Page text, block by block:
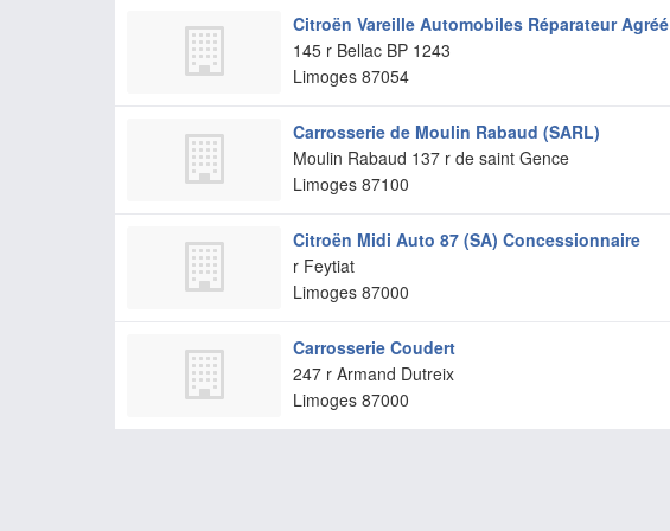
Citroën Vareille Automobiles Réparateur Agréé
145 r Bellac BP 1243
Limoges 87054
Carrosserie de Moulin Rabaud (SARL)
Moulin Rabaud 137 r de saint Gence
Limoges 87100
Citroën Midi Auto 87 (SA) Concessionnaire
r Feytiat
Limoges 87000
Carrosserie Coudert
247 r Armand Dutreix
Limoges 87000